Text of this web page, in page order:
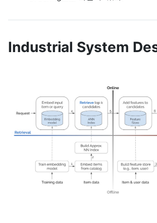
Industrial System